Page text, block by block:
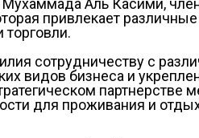
Мухаммада Аль Касими,
привлекает
сотрудничеству с
видов бизнеса и
для проживания и